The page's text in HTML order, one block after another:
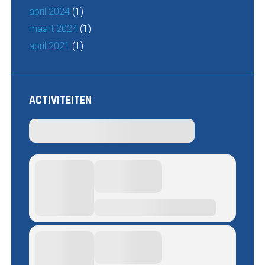
april 2024(1)
maart 2024(1)
april 2021 (1)
ACTIVITEITEN